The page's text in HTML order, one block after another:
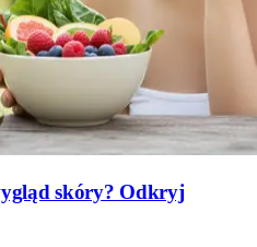
skóry? Odkryj